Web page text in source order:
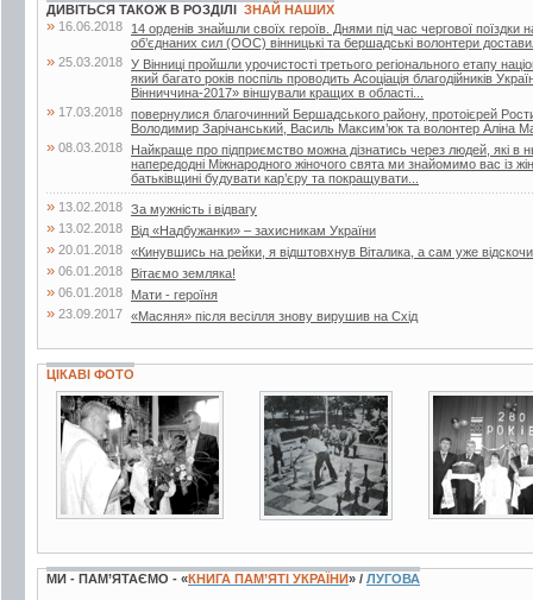
ДИВІТЬСЯ ТАКОЖ В РОЗДІЛІ ЗНАЙ НАШИХ
» 16.06.2018
14 орденів знайшли своїх героїв. Днями під час чергової поїздки
об’єднаних сил (ООС) вінницькі та бершадські волонтери
» 25.03.2018 У Вінниці пройшли урочистості третього регіонального етапу
який багато років поспіль проводить Асоціація благодійників
Вінниччина-2017» віншували кращих в області...
» 17.03.2018 повернулися благочинний Бершадського району, протоієрей
Володимир Зарічанський, Василь Максим’юк та волонтер Аліна
» 08.03.2018
Найкраще про підприємство можна дізнатись через людей, які
напередодні Міжнародного жіночого свята ми знайомимо вас із
батьківщині будувати кар’єру та покращувати...
» 13.02.2018 За мужність і відвагу
» 13.02.2018 Від «Надбужанки» – захисникам України
» 20.01.2018 «Кинувшись на рейки, я відштовхнув Віталика, а сам уже
» 06.01.2018 Вітаємо земляка!
» 06.01.2018 Мати - героїня
» 23.09.2017 «Масяня» після весілля знову вирушив на Схід
ЦІКАВІ ФОТО
2 фото 17 фото
МИ - ПАМ’ЯТАЄМО - «КНИГА ПАМ’ЯТІ УКРАЇНИ» / ЛУГОВА